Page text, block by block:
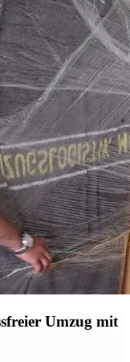
Umzug mit